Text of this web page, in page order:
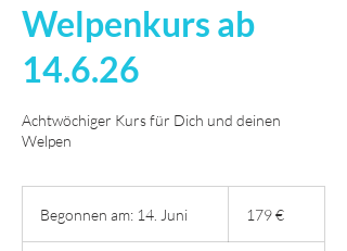
Welpenkurs ab
14.6.26
Achtwöchiger Kurs für Dich und deinen
Welpen
Begonnen am: 14. Juni 179 €